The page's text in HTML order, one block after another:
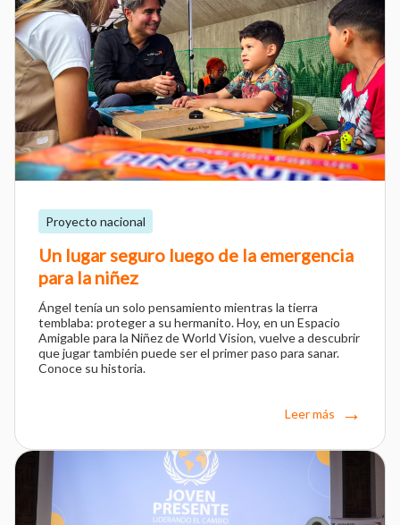
Proyecto nacional
Un lugar seguro luego de la emergencia
para la niñez
Ángel tenía un solo pensamiento mientras la tierra
temblaba: proteger a su hermanito. Hoy, en un Espacio
Amigable para la Niñez de World Vision, vuelve a descubrir
que jugar también puede ser el primer paso para sanar.
Conoce su historia.
Leer más